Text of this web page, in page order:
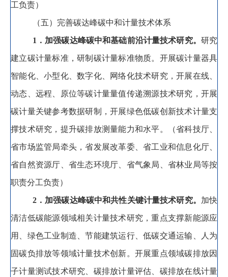
工负责）
（五）完善碳达峰碳中和计量技术体系
1 ．加强碳达峰碳中和基础前沿计量技术研究。 研究
建立碳计量标准， 研制碳计量标准物质。开展碳计量器具
智能化、小型化、数字化、网络化技术研究 ， 开展在线、
动态、远程、原位等碳计量量值传递溯源技术研究，开展
碳计量关键参考数据研制 ， 开展绿色低碳创新技术计量支
撑技术研究，提升碳排放测量能力和水平。 （省科技厅、
省市场监管局牵头 ，省发展改革委、省工业和信息化厅、
省自然资源厅、省生态环境厅、省气象局、省林业局等按
职责分工负责）
2．加强碳达峰碳中和共性关键计量技术研究。 加快
清洁低碳能源领域相关计量技术研究 ，重点支撑新能源应
用、绿色工业制造、节能建筑运行、低碳交通运输、人为
固碳负排放等领域计量技术创新。开展重点领域碳排放因
子计量测试技术研究、碳排放计量评估、碳排放在线计量